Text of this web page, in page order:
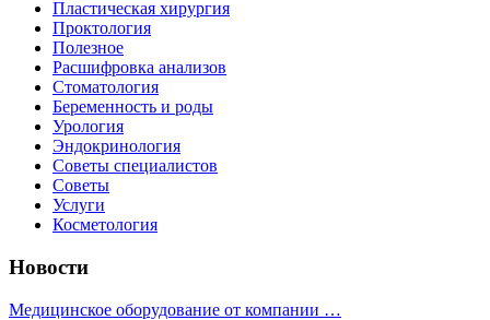
Пластическая хирургия
Проктология
Полезное
Расшифровка анализов
Стоматология
Беременность и роды
Урология
Эндокринология
Советы специалистов
Советы
Услуги
Косметология
Новости
Медицинское оборудование от компании …